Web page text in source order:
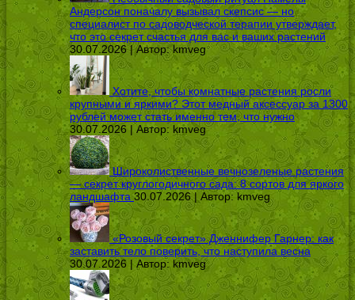
Андерсон поначалу вызывал скепсис — но
специалист по садоводческой терапии утверждает,
что это секрет счастья для вас и ваших растений
30.07.2026 | Автор:kmveg
Хотите, чтобы комнатные растения росли
крупными и яркими? Этот медный аксессуар за 1300
рублей может стать именно тем, что нужно
30.07.2026 | Автор: kmveg
Широколиственные вечнозеленые растения
— секрет круглогодичного сада: 8 сортов для яркого
ландшафта 30.07.2026 | Автор:kmveg
«Розовый секрет» Дженнифер Гарнер: как
заставить тело поверить, что наступила весна
30.07.2026 | Автор: kmveg